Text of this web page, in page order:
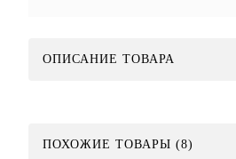
ОПИСАНИЕ ТОВАРА
ПОХОЖИЕ ТОВАРЫ (8)